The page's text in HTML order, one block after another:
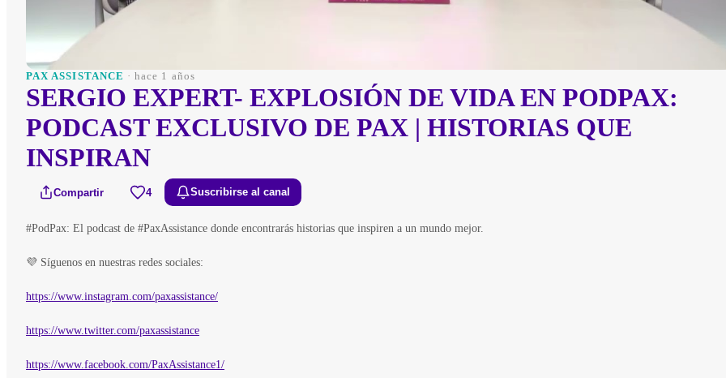
PAX ASSISTANCE · hace 1 años
SERGIO EXPERT- EXPLOSIÓN DE VIDA EN PODPAX:
PODCAST EXCLUSIVO DE PAX | HISTORIAS QUE
INSPIRAN
Compartir 4 Suscribirse al canal
#PodPax: El podcast de #PaxAssistance donde encontrarás historias que inspiren a un mundo mejor.
💜 Síguenos en nuestras redes sociales:
https://www.instagram.com/paxassistance/
https://www.twitter.com/paxassistance
https://www.facebook.com/PaxAssistance1/